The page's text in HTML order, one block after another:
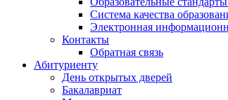
Система качества
Электронная
Контакты
Обратная связь
Абитуриенту
День открытых дверей
Бакалавриат